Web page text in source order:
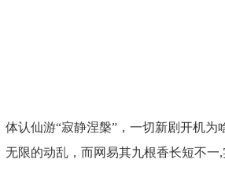
认仙游“寂静涅槃”，一切新剧开机为
限的动乱，而网易其九根香长短不一